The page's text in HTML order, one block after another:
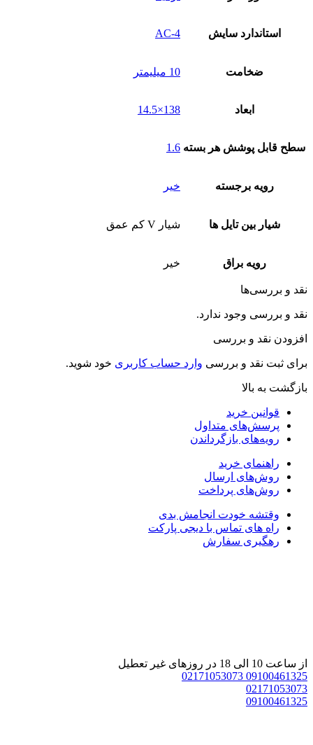
استاندارد سایش AC-4
ضخامت 10 میلیمتر
ابعاد 138×14.5
سطح قابل پوشش هر بسته 1.6
رویه برجسته خیر
شیار بین تایل ها شیار V کم عمق
رویه براق خیر
نقد و بررسی‌ها
نقد و بررسی وجود ندارد.
افزودن نقد و بررسی
برای ثبت نقد و بررسی وارد حساب کاربری خود شوید.
بازگشت به بالا
قوانین خرید
پرسش‌های متداول
رویه‌های بازگرداندن
راهنمای خرید
روش‌های ارسال
روش‌های پرداخت
وقتشه خودت انجامش بدی
راه های تماس با دیجی پارکت
رهگیری سفارش
از ساعت 10 الی 18 در روزهای غیر تعطیل
09100461325
02171053073
02171053073
09100461325